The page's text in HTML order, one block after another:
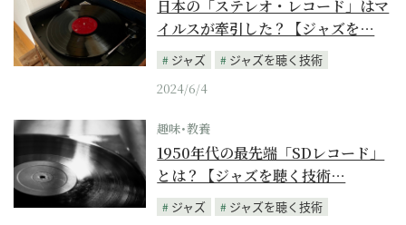
日本の「ステレオ・レコード」はマ
イルスが牽引した？【ジャズを…
ジャズ
ジャズを聴く技術
2024/6/4
趣味･教養
1950年代の最先端「SDレコード」
とは？【ジャズを聴く技術…
ジャズ
ジャズを聴く技術